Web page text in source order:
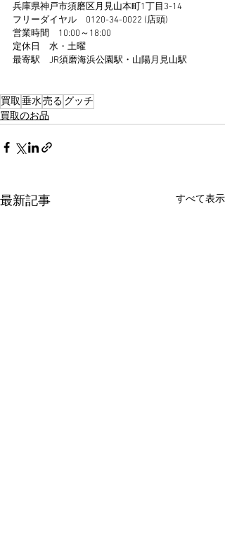
兵庫県神戸市須磨区月見山本町1丁目3-14
フリーダイヤル　0120-34-0022 (店頭)
営業時間　10:00～18:00
定休日　水・土曜
最寄駅　JR須磨海浜公園駅・山陽月見山駅
買取垂水売る グッチ
買取のお品
最新記事 すべて表示